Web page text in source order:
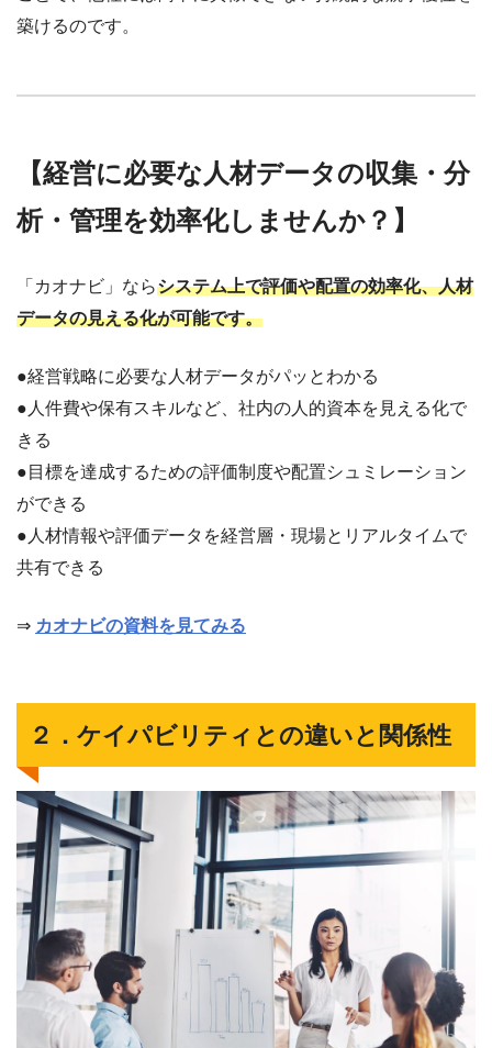
築けるのです。
【経営に必要な人材データの収集・分
析・管理を効率化しませんか？】
「カオナビ」ならシステム上で評価や配置の効率化、人材
データの見える化が可能です。
●経営戦略に必要な人材データがパッとわかる
●人件費や保有スキルなど、社内の人的資本を見える化で
きる
●目標を達成するための評価制度や配置シュミレーション
ができる
●人材情報や評価データを経営層・現場とリアルタイムで
共有できる
⇒ カオナビの資料を見てみる
２．ケイパビリティとの違いと関係性